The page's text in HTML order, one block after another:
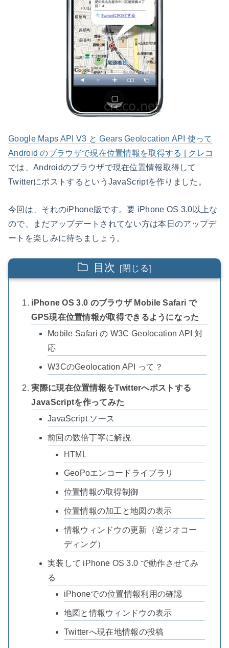
Google Maps API V3 と Gears Geolocation API 使って
Android のブラウザで現在位置情報を取得する | クレコ
では、Androidのブラウザで現在位置情報取得して
TwitterにポストするというJavaScriptを作りました。
今回は、それのiPhone版です。要 iPhone OS 3.0以上な
ので、まだアップデートされてない方は本日のアップデ
ートを楽しみに待ちましょう。
目次
iPhone OS 3.0 のブラウザ Mobile Safari で
GPS現在位置情報が取得できるようになった
Mobile Safari の W3C Geolocation API 対
応
W3CのGeolocation API って？
実際に現在位置情報をTwitterへポストする
JavaScriptを作ってみた
JavaScript ソース
前回の数倍丁寧に解説
HTML
GeoPoエンコードライブラリ
位置情報の取得制御
位置情報の加工と地図の表示
情報ウィンドウの更新（逆ジオコー
ディング）
実装して iPhone OS 3.0 で動作させてみ
る
iPhoneでの位置情報利用の確認
地図と情報ウィンドウの表示
Twitterへ現在地情報の投稿